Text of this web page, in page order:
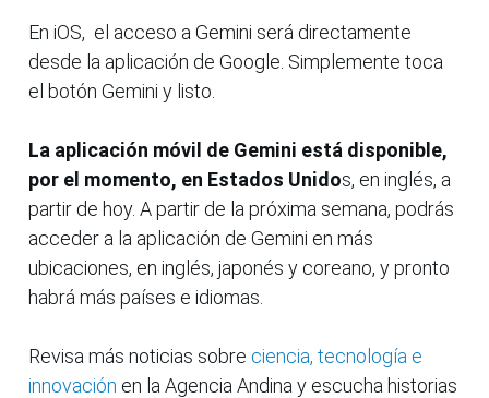
En iOS, el acceso a Gemini será directamente
desde la aplicación de Google. Simplemente toca
el botón Gemini y listo.
La aplicación móvil de Gemini está disponible,
por el momento, en Estados Unidos, en inglés, a
partir de hoy. A partir de la próxima semana, podrás
acceder a la aplicación de Gemini en más
ubicaciones, en inglés, japonés y coreano, y pronto
habrá más países e idiomas.
Revisa más noticias sobre ciencia, tecnología e
innovación en la Agencia Andina y escucha historias